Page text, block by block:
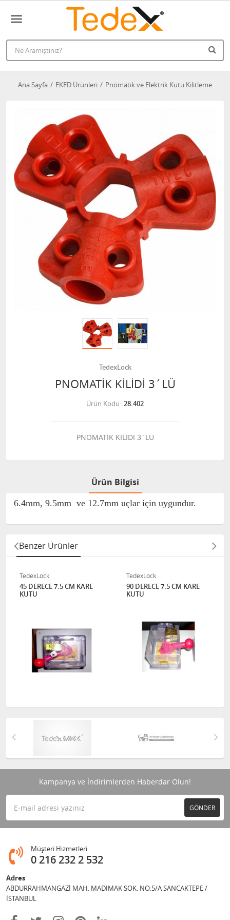
Ana Sayfa EKED Ürünleri Pnömatik ve Elektrik Kutu Kilitleme
TedexLock
PNOMATİK KİLİDİ 3´LÜ
Ürün Kodu 28.402
PNOMATİK KİLİDİ 3´LÜ
Ürün Bilgisi
6.4mm, 9.5mm ve 12.7mm uçlar için uygundur.
Benzer Ürünler
TedexLock
45 DERECE 7.5 CM KARE
KUTU
TedexLock
90 DERECE 7.5 CM KARE
KUTU
Kampanya ve İndirimlerden Haberdar Olun!
GÖNDER
Müşteri Hizmetleri
0 216 232 2 532
Adres
ABDURRAHMANGAZİ MAH. MADIMAK SOK. NO:5/A SANCAKTEPE /
İSTANBUL